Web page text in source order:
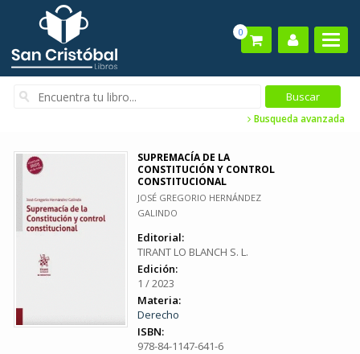
0
Busqueda avanzada
SUPREMACÍA DE LA
CONSTITUCIÓN Y CONTROL
CONSTITUCIONAL
JOSÉ GREGORIO HERNÁNDEZ
GALINDO
Editorial:
TIRANT LO BLANCH S. L.
Edición:
1 / 2023
Materia:
Derecho
ISBN:
978-84-1147-641-6